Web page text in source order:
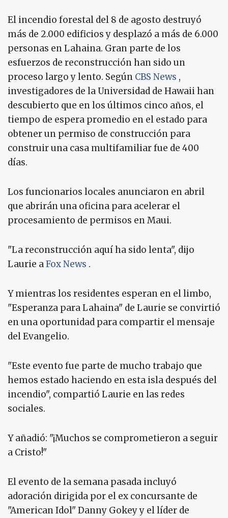
El incendio forestal del 8 de agosto destruyó
más de 2.000 edificios y desplazó a más de 6.000
personas en Lahaina. Gran parte de los
esfuerzos de reconstrucción han sido un
proceso largo y lento. Según CBS News ,
investigadores de la Universidad de Hawaii han
descubierto que en los últimos cinco años, el
tiempo de espera promedio en el estado para
obtener un permiso de construcción para
construir una casa multifamiliar fue de 400
días.
Los funcionarios locales anunciaron en abril
que abrirán una oficina para acelerar el
procesamiento de permisos en Maui.
"La reconstrucción aquí ha sido lenta", dijo
Laurie aFox News .
Y mientras los residentes esperan en el limbo,
"Esperanza para Lahaina" de Laurie se convirtió
en una oportunidad para compartir el mensaje
del Evangelio.
"Este evento fue parte de mucho trabajo que
hemos estado haciendo en esta isla después del
incendio", compartió Laurie en las redes
sociales.
Y añadió: "¡Muchos se comprometieron a seguir
a Cristo!"
El evento de la semana pasada incluyó
adoración dirigida por el ex concursante de
"American Idol" Danny Gokey y el líder de